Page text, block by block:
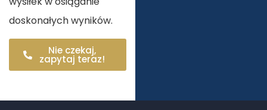
doskonałych wyników.
Nie czekaj,
zapytaj teraz!